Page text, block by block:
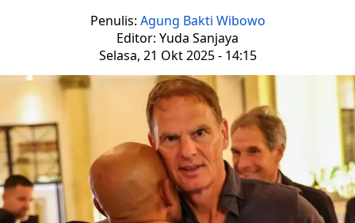
Penulis: Agung Bakti Wibowo
Editor: Yuda Sanjaya
Selasa, 21 Okt 2025 - 14:15